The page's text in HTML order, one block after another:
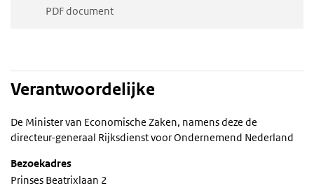
PDF document
Verantwoordelijke
De Minister van Economische Zaken, namens deze de
directeur-generaal Rijksdienst voor Ondernemend Nederland
Bezoekadres
Prinses Beatrixlaan 2